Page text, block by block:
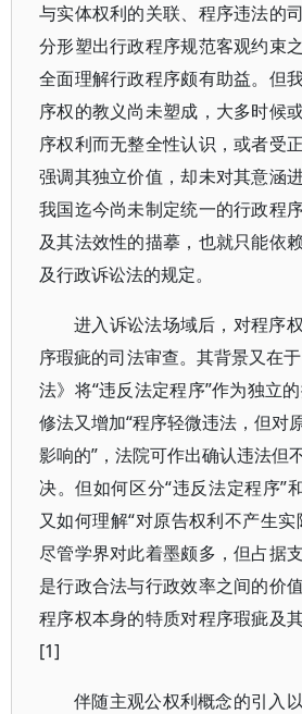
与实体权利的关联、程序违法的
分形塑出行政程序规范客观约束
全面理解行政程序颇有助益。但
序权的教义尚未塑成，大多时候
序权利而无整全性认识，或者受
强调其独立价值，却未对其意涵
我国迄今尚未制定统一的行政程
及其法效性的描摹，也就只能依
及行政诉讼法的规定。
进入诉讼法场域后，对程序
序瑕疵的司法审查。其背景又在
法》将“违反法定程序”作为独立
修法又增加“程序轻微违法，但对
影响的”，法院可作出确认违法但
决。但如何区分“违反法定程序”
又如何理解“对原告权利不产生实
尽管学界对此着墨颇多，但占据
是行政合法与行政效率之间的价
程序权本身的特质对程序瑕疵及
[1]
伴随主观公权利概念的引入